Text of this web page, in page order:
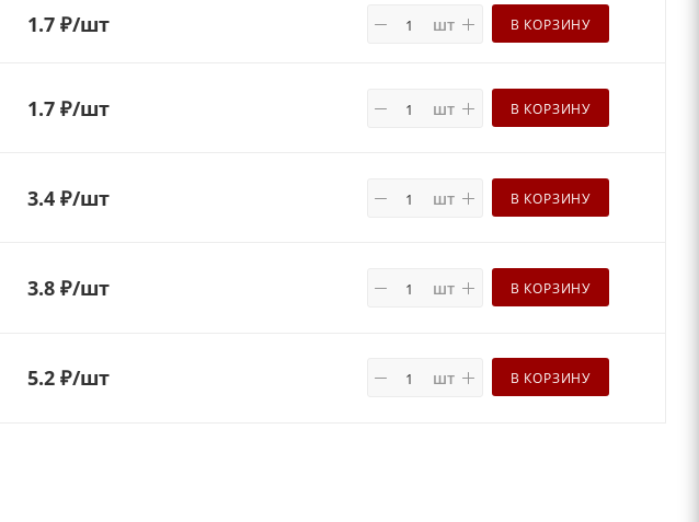
1.7 ₽/шт шт В КОРЗИНУ
1.7 ₽/шт шт В КОРЗИНУ
3.4 ₽/шт шт В КОРЗИНУ
3.8 ₽/шт шт В КОРЗИНУ
5.2 ₽/шт шт В КОРЗИНУ